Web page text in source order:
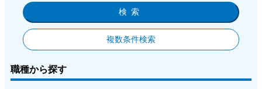
検索
複数条件検索
職種から探す